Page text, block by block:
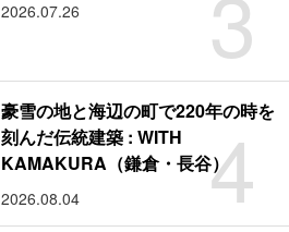
2026.07.26
4
豪雪の地と海辺の町で220年の時を
刻んだ伝統建築 : WITH
KAMAKURA（鎌倉・長谷）
2026.08.04